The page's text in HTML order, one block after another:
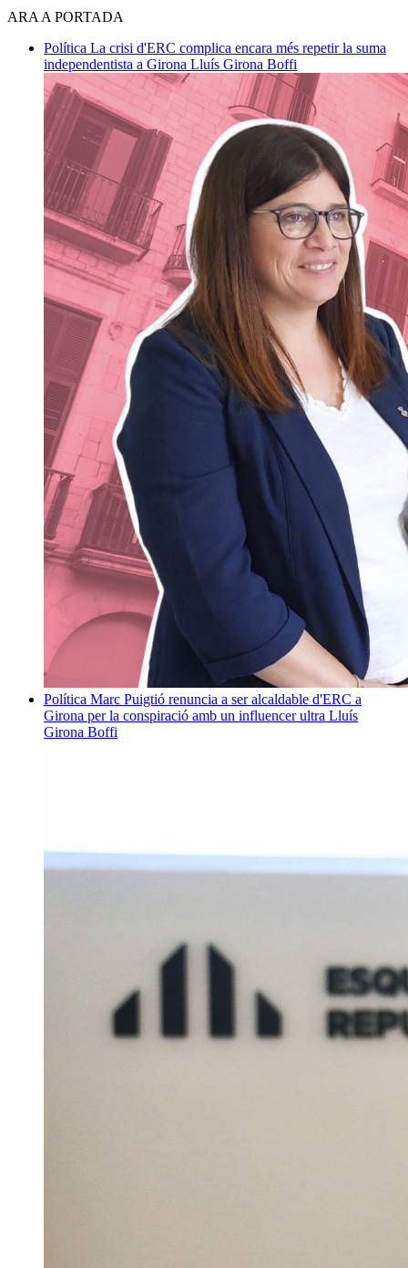
ARA A PORTADA
Política La crisi d'ERC complica encara més repetir la suma
independentista a Girona Lluís Girona Boffi
Política Marc Puigtió renuncia a ser alcaldable d'ERC a
Girona per la conspiració amb un influencer ultra Lluís
Girona Boffi